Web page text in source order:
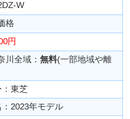
W
格
円
川全域：無料(一部地域や離
：東芝
2023年モデル